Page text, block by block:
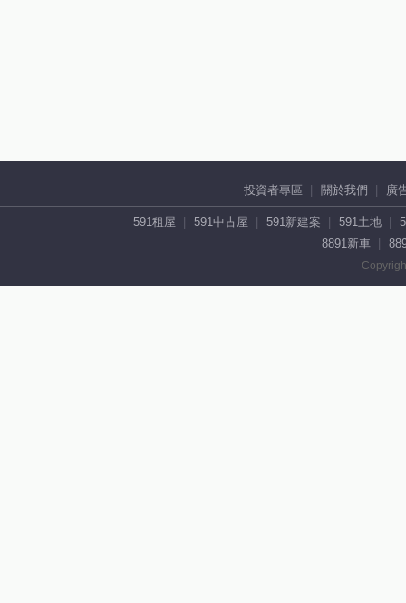
投資者專區 關於我們 廣
591租屋 591中古屋 591新建案 591土地
8891新車